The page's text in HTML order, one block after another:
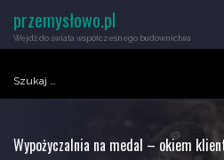
Szukaj:
przemysłowo.pl
Wejdź do świata współczesnego budownictwa
Wypożyczalnia na medal – okiem